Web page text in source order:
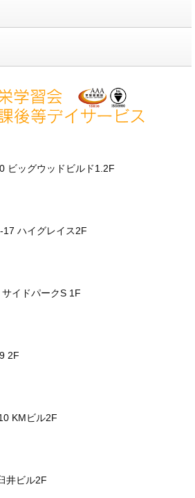
ビッグウッドビルド1.2F
ハイグレイス2F
イドパークS 1F
2F
KMビル2F
井ビル2F